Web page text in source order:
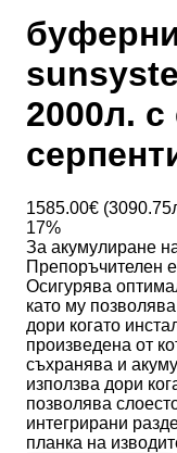
2000л. с
1585.00€ (3090.75
17%
За акумулиране
Препоръчителен
Осигурява
като му
дори когато
произведена от
съхранява и
използва дори
позволява
интегрирани
планка на